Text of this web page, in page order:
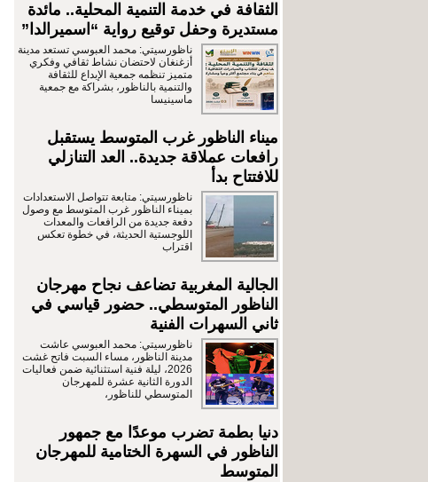
الثقافة في خدمة التنمية المحلية.. مائدة
مستديرة وحفل توقيع رواية “اسميرالدا”
ناظورسيتي: محمد العبوسي تستعد مدينة
أزغنغان لاحتضان نشاط ثقافي وفكري
متميز تنظمه جمعية الإبداع للثقافة
والتنمية بالناظور، بشراكة مع جمعية
ماسينيسا
ميناء الناظور غرب المتوسط يستقبل
رافعات عملاقة جديدة.. العد التنازلي
للافتتاح بدأ
ناظورسيتي: متابعة تتواصل الاستعدادات
بميناء الناظور غرب المتوسط مع وصول
دفعة جديدة من الرافعات والمعدات
اللوجستية الحديثة، في خطوة تعكس
اقتراب
الجالية المغربية تضاعف نجاح مهرجان
الناظور المتوسطي.. حضور قياسي في
ثاني السهرات الفنية
ناظورسيتي: محمد العبوسي عاشت
مدينة الناظور، مساء السبت فاتح غشت
2026، ليلة فنية استثنائية ضمن فعاليات
الدورة الثانية عشرة للمهرجان
المتوسطي للناظور،
دنيا بطمة تضرب موعدًا مع جمهور
الناظور في السهرة الختامية للمهرجان
المتوسط